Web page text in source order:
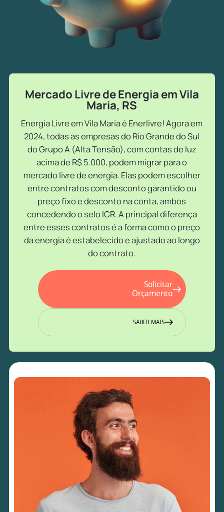
Mercado Livre de Energia em Vila
Maria, RS
Energia Livre em Vila Maria é Enerlivre! Agora em
2024, todas as empresas do Rio Grande do Sul
do Grupo A (Alta Tensão), com contas de luz
acima de R$ 5.000, podem migrar para o
mercado livre de energia. Elas podem escolher
entre contratos com desconto garantido ou
preço fixo e desconto na conta, ambos
concedendo o selo ICR. A principal diferença
entre esses contratos é a forma como o preço
da energia é estabelecido e ajustado ao longo
do contrato.
Solicitar
Orçamento
SABER MAIS